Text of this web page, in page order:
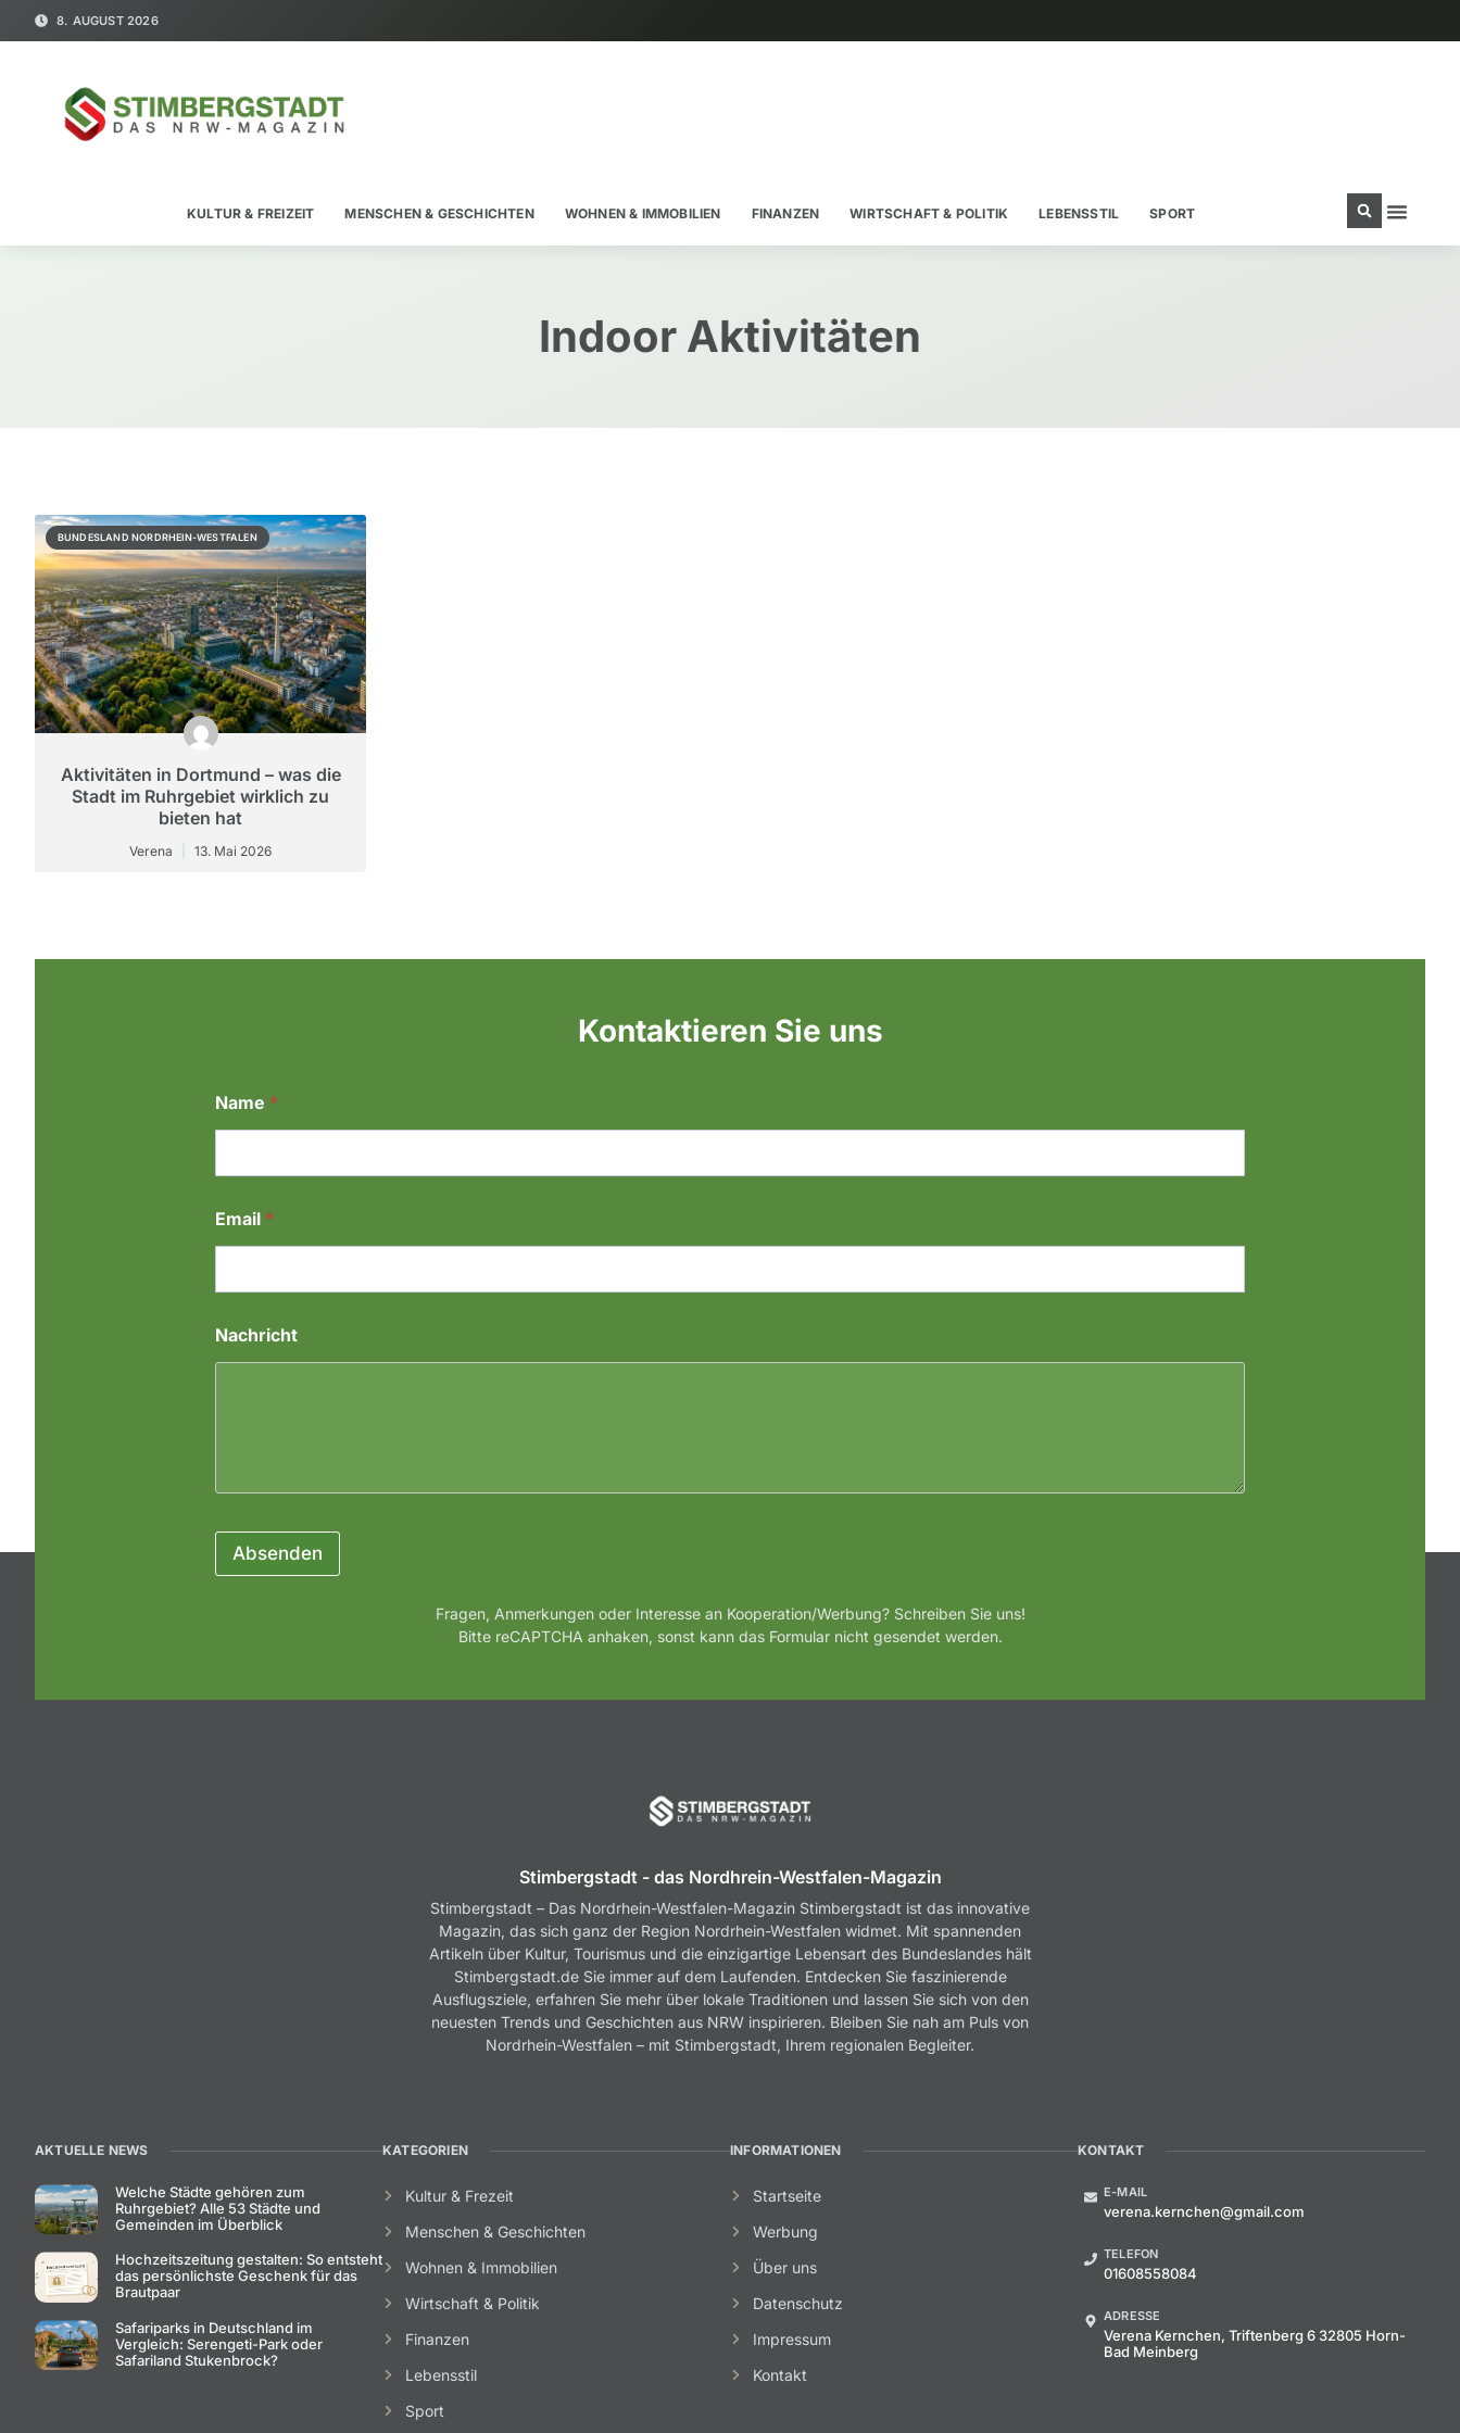
8. AUGUST 2026
KULTUR & FREIZEIT MENSCHEN & GESCHICHTEN WOHNEN & IMMOBILIEN FINANZEN WIRTSCHAFT & POLITIK LEBENSSTIL SPORT
Indoor Aktivitäten
BUNDESLAND NORDRHEIN-WESTFALEN
Aktivitäten in Dortmund – was die
Stadt im Ruhrgebiet wirklich zu
bieten hat
Verena 13. Mai 2026
Kontaktieren Sie uns
Name *
Email *
E
m
Nachricht
Absenden
Fragen, Anmerkungen oder Interesse an Kooperation/Werbung? Schreiben Sie uns!
Bitte reCAPTCHA anhaken, sonst kann das Formular nicht gesendet werden.
Stimbergstadt - das Nordhrein-Westfalen-Magazin
Stimbergstadt – Das Nordrhein-Westfalen-Magazin Stimbergstadt ist das innovative
Magazin, das sich ganz der Region Nordrhein-Westfalen widmet. Mit spannenden
Artikeln über Kultur, Tourismus und die einzigartige Lebensart des Bundeslandes hält
Stimbergstadt.de Sie immer auf dem Laufenden. Entdecken Sie faszinierende
Ausflugsziele, erfahren Sie mehr über lokale Traditionen und lassen Sie sich von den
neuesten Trends und Geschichten aus NRW inspirieren. Bleiben Sie nah am Puls von
Nordrhein-Westfalen – mit Stimbergstadt, Ihrem regionalen Begleiter.
AKTUELLE NEWS
Welche Städte gehören zum
Ruhrgebiet? Alle 53 Städte und
Gemeinden im Überblick
Hochzeitszeitung gestalten: So entsteht
das persönlichste Geschenk für das
Brautpaar
Safariparks in Deutschland im
Vergleich: Serengeti-Park oder
Safariland Stukenbrock?
KATEGORIEN
Kultur & Frezeit
Menschen & Geschichten
Wohnen & Immobilien
Wirtschaft & Politik
Finanzen
Lebensstil
Sport
INFORMATIONEN
Startseite
Werbung
Über uns
Datenschutz
Impressum
Kontakt
KONTAKT
E-MAIL
verena.kernchen@gmail.com
TELEFON
01608558084
ADRESSE
Verena Kernchen, Triftenberg 6 32805 Horn-
Bad Meinberg